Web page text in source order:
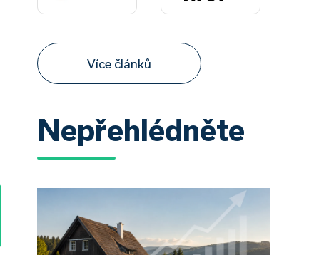
Více článků
Nepřehlédněte